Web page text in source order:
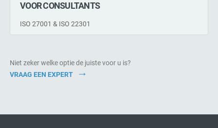
VOOR CONSULTANTS
ISO 27001 & ISO 22301
Niet zeker welke optie de juiste voor u is?
VRAAG EEN EXPERT